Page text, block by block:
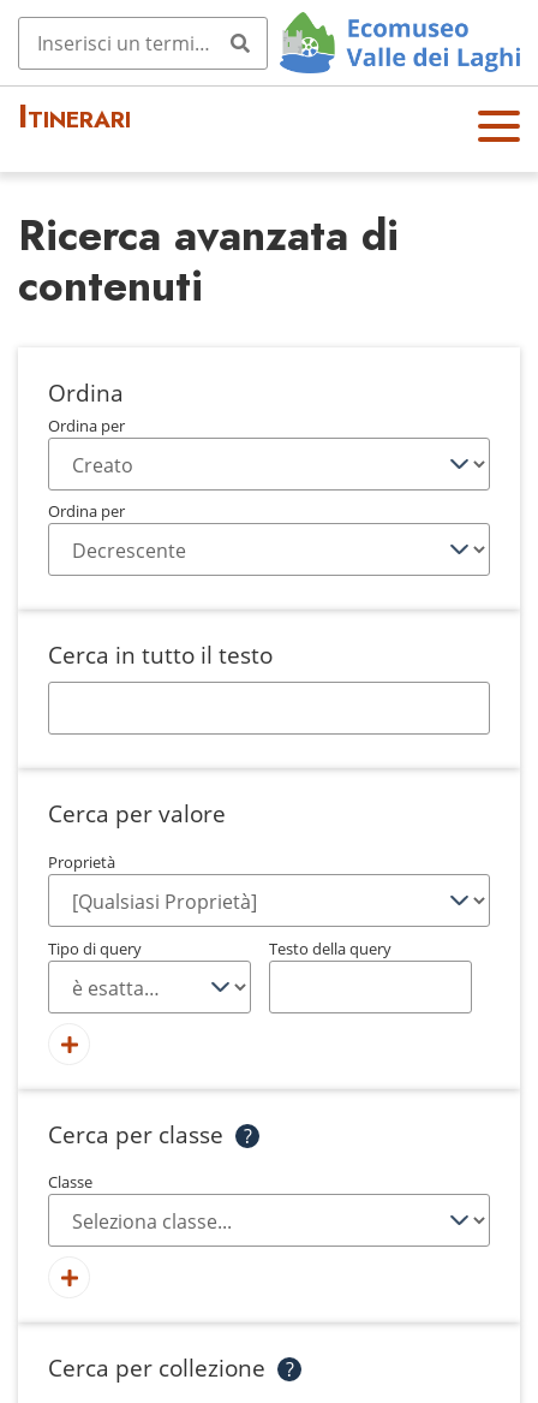
Itinerari
OPE
N
Ricerca avanzata di
contenuti
Ordina
Ordina per
Ordina per
Cerca in tutto il testo
Cerca per valore
Proprietà
Tipo di query Testo della query
Cerca per classe ?
Classe
Cerca per collezione ?